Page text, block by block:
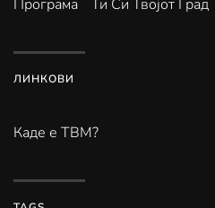
Програма Ти Си Твојот Град
ЛИНКОВИ
Каде е ТВМ?